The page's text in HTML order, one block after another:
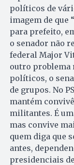
políticos de
imagem de que
para prefeito,
o senador não
federal Major
outro problema
políticos, o
de grupos. No
mantém
militantes. É
mas convive
quem diga que
antes,
presidenciais